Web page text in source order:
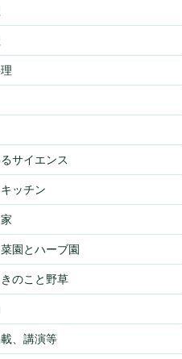
サイエンス
ッチン
園とハーブ園
のこと野草
、講演等